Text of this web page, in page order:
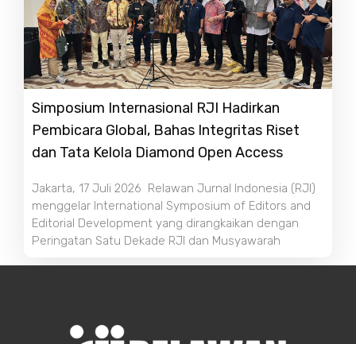
Simposium Internasional RJI Hadirkan
Pembicara Global, Bahas Integritas Riset
dan Tata Kelola Diamond Open Access
Jakarta, 17 Juli 2026 Relawan Jurnal Indonesia (RJI)
menggelar International Symposium of Editors and
Editorial Development yang dirangkaikan dengan
Peringatan Satu Dekade RJI dan Musyawarah